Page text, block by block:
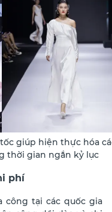
giúp hiện thực hóa
thời gian ngắn kỷ lục
phí
công tại các quốc gia